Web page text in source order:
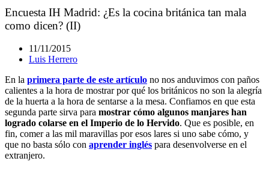
Encuesta IH Madrid: ¿Es la cocina británica tan mala
como dicen? (II)
11/11/2015
Luis Herrero
En la primera parte de este artículo no nos anduvimos con paños
calientes a la hora de mostrar por qué los británicos no son la alegría
de la huerta a la hora de sentarse a la mesa. Confiamos en que esta
segunda parte sirva para mostrar cómo algunos manjares han
logrado colarse en el Imperio de lo Hervido. Que es posible, en
fin, comer a las mil maravillas por esos lares si uno sabe cómo, y
que no basta sólo con aprender inglés para desenvolverse en el
extranjero.